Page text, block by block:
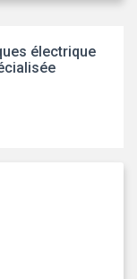
électrique